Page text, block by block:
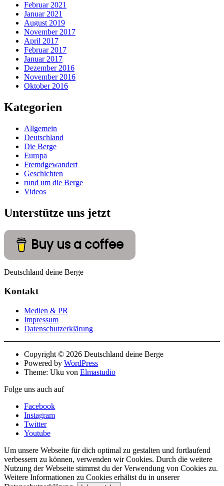
Februar 2021
Januar 2021
August 2019
November 2017
April 2017
Februar 2017
Januar 2017
Dezember 2016
November 2016
Oktober 2016
Kategorien
Allgemein
Deutschland
Die Berge
Europa
Fremdgewandert
Geschichten
rund um die Berge
Videos
Unterstütze uns jetzt
Buy us a coffee
Deutschland deine Berge
Kontakt
Medien & PR
Impressum
Datenschutzerklärung
Copyright © 2026 Deutschland deine Berge
Powered by WordPress
Theme: Uku von Elmastudio
Folge uns auch auf
Facebook
Instagram
Twitter
Youtube
Um unsere Webseite für dich optimal zu gestalten und fortlaufend
verbessern zu können, verwenden wir Cookies. Durch die weitere
Nutzung der Webseite stimmst du der Verwendung von Cookies zu.
Weitere Informationen zu Cookies erhältst du in unserer